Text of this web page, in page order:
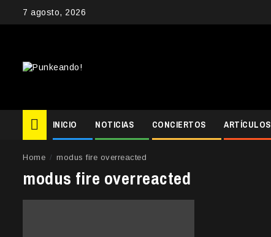
7 agosto, 2026
INICIO NOTICIAS CONCIERTOS ARTÍCULOS
Home modus fire overreacted
modus fire overreacted